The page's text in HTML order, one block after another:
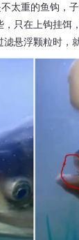
太重的鱼钩，
只在上钩挂饵
悬浮颗粒时，